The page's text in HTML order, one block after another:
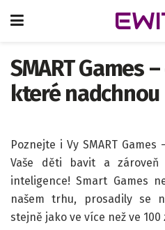
SMART Games
které
Poznejte i Vy SMART
Vaše děti bavit a
inteligence! Smart Games
našem trhu, prosadily se
stejně jako ve více než ve